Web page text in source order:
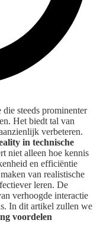
steeds prominenter
Het biedt tal van
verbeteren.
in technische
niet alleen hoe kennis
en efficiëntie
van realistische
leren. De
verhoogde interactie
In dit artikel zullen we
voordelen